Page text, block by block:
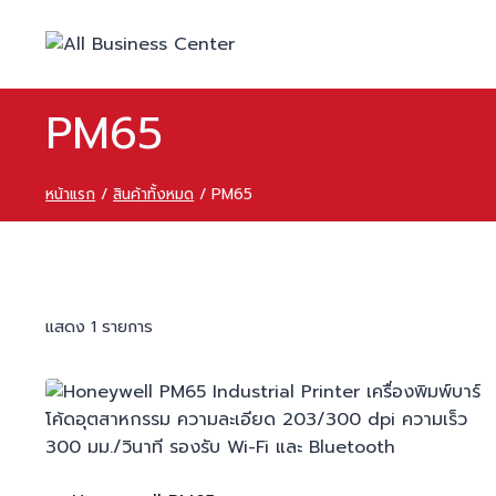
PM65
หน้าแรก / สินค้าทั้งหมด / PM65
แสดง 1 รายการ